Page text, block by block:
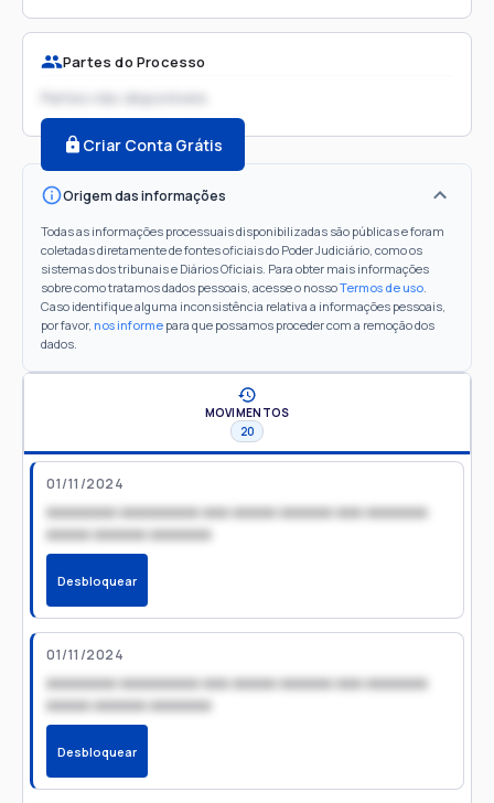
Partes do Processo
Partes não disponíveis
Criar Conta Grátis
Origem das informações
Todas as informações processuais disponibilizadas são públicas e foram
coletadas diretamente de fontes oficiais do Poder Judiciário, como os
sistemas dos tribunais e Diários Oficiais. Para obter mais informações
sobre como tratamos dados pessoais, acesse o nossoTermos de uso.
Caso identifique alguma inconsistência relativa a informações pessoais,
por favor, nos informe para que possamos proceder com a remoção dos
dados.
MOVIMENTOS
20
01/11/2024
xxxxxxxx xxxxxxxxx xxx xxxxx xxxxxx xxx xxxxxxx
xxxxx xxxxxx xxxxxxx
Desbloquear
01/11/2024
xxxxxxxx xxxxxxxxx xxx xxxxx xxxxxx xxx xxxxxxx
xxxxx xxxxxx xxxxxxx
Desbloquear